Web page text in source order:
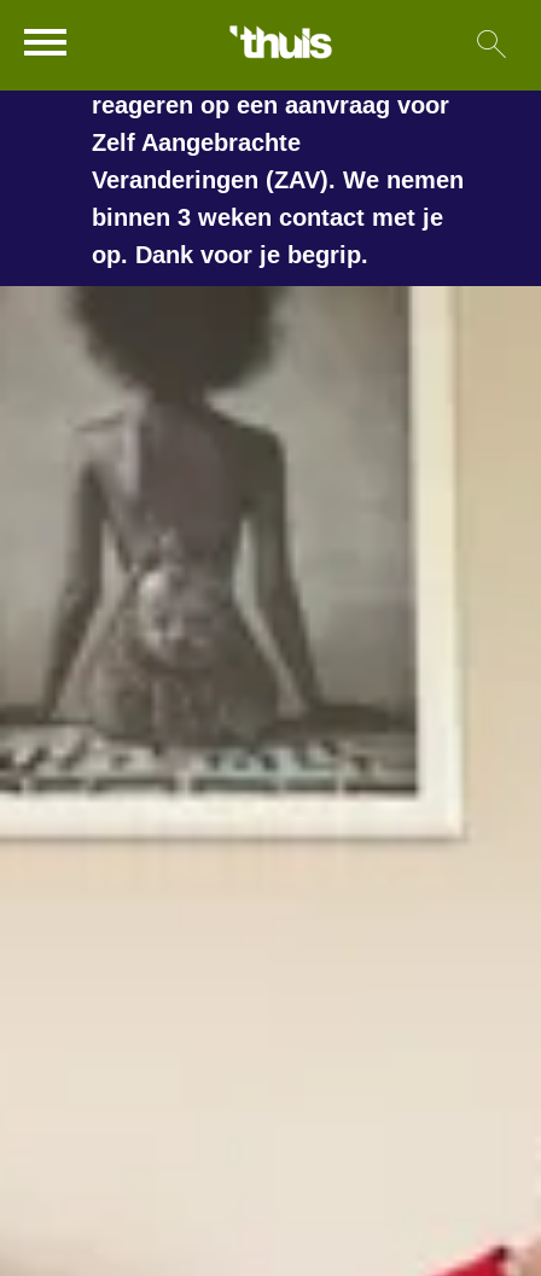
Naar hoofdinhoud
Naar hoofdnavigatiemenu
Naar zoeken
Naar de homepage
Ga naar Hoofd
langer duren voordat we
reageren op een aanvraag voor
Zelf Aangebrachte
Veranderingen (ZAV). We nemen
binnen 3 weken contact met je
op. Dank voor je begrip.